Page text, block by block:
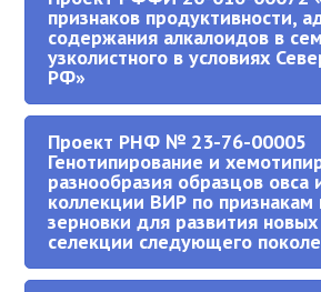
признаков продуктивности,
содержания алкалоидов в
узколистного в условиях
РФ»
Проект РНФ № 23-76-00005
Генотипирование и
разнообразия образцов овса
коллекции ВИР по признакам
зерновки для развития
селекции следующего